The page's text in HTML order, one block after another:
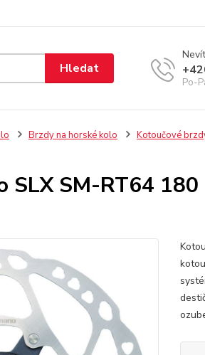
Hledat
Po-
Brzdy na horské kolo Kotoučové
SLX SM-RT64